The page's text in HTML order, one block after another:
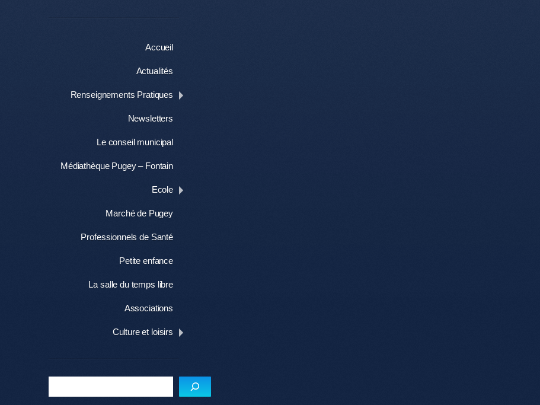
Accueil
Actualités
Renseignements Pratiques
Newsletters
Le conseil municipal
Médiathèque Pugey – Fontain
Ecole
Marché de Pugey
Professionnels de Santé
Petite enfance
La salle du temps libre
Associations
Culture et loisirs